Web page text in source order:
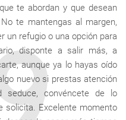
te abordan y que desean
te mantengas al margen,
un refugio o una opción para
disponte a salir más, a
aunque ya lo hayas oído
nuevo si prestas atención
seduce, convéncete de lo
solicita. Excelente momento